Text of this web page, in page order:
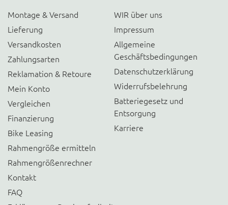
Montage & Versand
Lieferung
Versandkosten
Zahlungsarten
Reklamation & Retoure
Mein Konto
Vergleichen
Finanzierung
Bike Leasing
Rahmengröße ermitteln
Rahmengrößenrechner
Kontakt
FAQ
WIR über uns
Impressum
Allgemeine
Geschäftsbedingungen
Datenschutzerklärung
Widerrufsbelehrung
Batteriegesetz und
Entsorgung
Karriere